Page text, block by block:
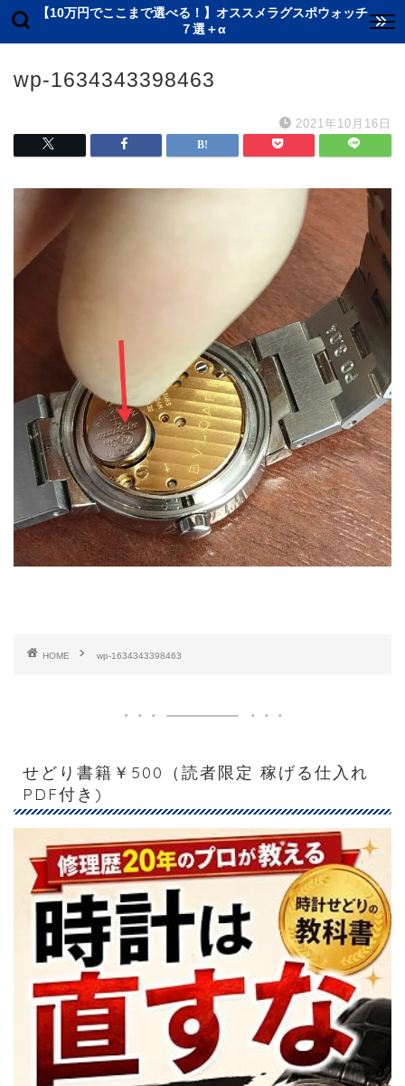
【10万円でここまで選べる！】オススメラグスポウォッチ
７選＋α
wp-1634343398463
2021年10月16日
HOME wp-1634343398463
せどり書籍￥500（読者限定 稼げる仕入れ
PDF付き)